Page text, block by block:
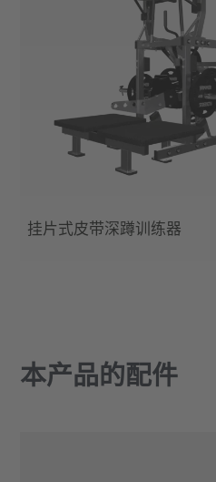
挂片式皮带深蹲训练器
本产品的配件